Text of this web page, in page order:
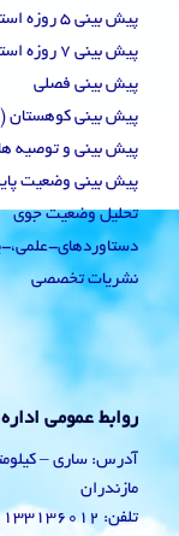
پیش بینی 5 روزه استان مازندران با کمینه و بیشینه دما
پیش بینی 7 روزه استان مازندران
پیش بینی فصلی
پیش بینی کوهستان
پیش بینی و توصیه
پیش بینی وضعیت
تحلیل وضعیت جوی
دستاوردهای-
نشریات تخصصی
روابط عمومی
مازندران
تلفن: 01133136012